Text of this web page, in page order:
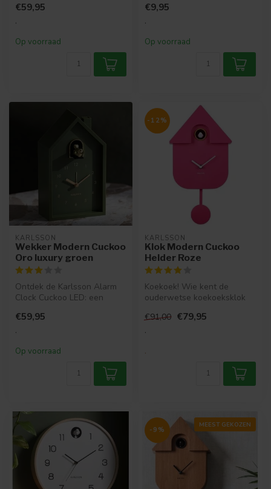
design met e...
€59,95
.
Op voorraad
€9,95
.
Op voorraad
KARLSSON
Wekker Modern Cuckoo
Oro luxury groen
Ontdek de Karlsson Alarm
Clock Cuckoo LED: een
warm hou...
€59,95
.
Op voorraad
-12%
KARLSSON
Klok Modern Cuckoo
Helder Roze
Koekoek! Wie kent de
ouderwetse koekoeksklok
traditionele ...
€91,00 €79,95
.
.
MEEST GEKOZEN
-9%